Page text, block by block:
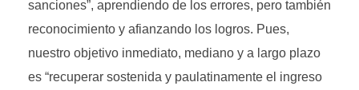
sanciones”, aprendiendo de los errores, pero también
reconocimiento y afianzando los logros. Pues,
nuestro objetivo inmediato, mediano y a largo plazo
es “recuperar sostenida y paulatinamente el ingreso